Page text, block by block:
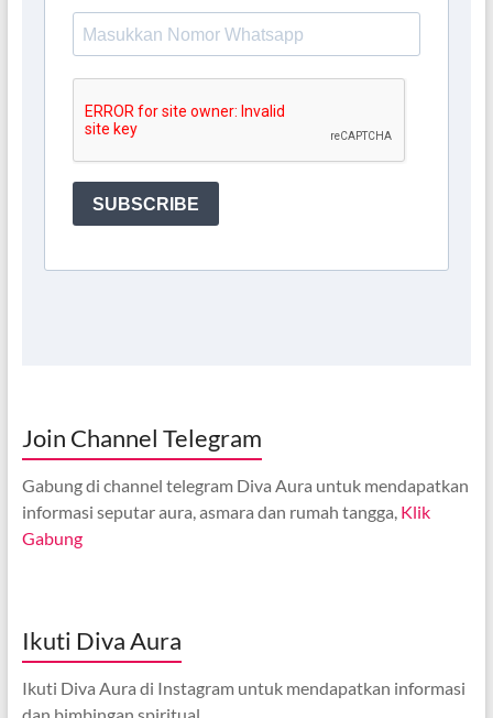
Join Channel Telegram
Gabung di channel telegram Diva Aura untuk mendapatkan
informasi seputar aura, asmara dan rumah tangga, Klik
Gabung
Ikuti Diva Aura
Ikuti Diva Aura di Instagram untuk mendapatkan informasi